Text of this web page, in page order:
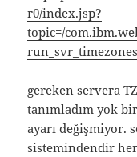
r0/index.jsp?
topic=/
gereken servera
tanımladım yok
ayarı değişmiyor.
sistemindendir